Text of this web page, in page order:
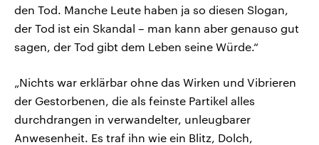
den Tod. Manche Leute haben ja so diesen Slogan,
der Tod ist ein Skandal – man kann aber genauso gut
sagen, der Tod gibt dem Leben seine Würde.“
„Nichts war erklärbar ohne das Wirken und Vibrieren
der Gestorbenen, die als feinste Partikel alles
durchdrangen in verwandelter, unleugbarer
Anwesenheit. Es traf ihn wie ein Blitz, Dolch,